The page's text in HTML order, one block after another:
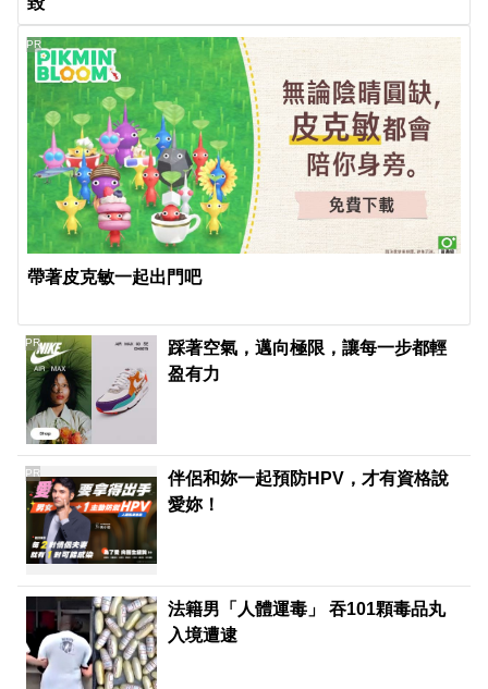
帶著皮克敏一起出門吧
PR
踩著空氣，邁向極限，讓每一步都輕
盈有力
PR
伴侶和妳一起預防HPV，才有資格說
愛妳！
PR
法籍男「人體運毒」 吞101顆毒品丸
入境遭逮